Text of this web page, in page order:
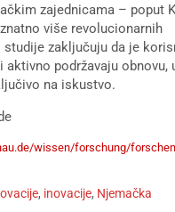
zajednicama – poput
više revolucionarnih
zaključuju da je
aktivno podržavaju obnovu,
na iskustvo.
wissen/forschung/
, inovacije, Njemačka